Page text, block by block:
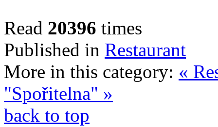
Read 20396 times
Published in Restaurant
More in this category: «
"Spořitelna" »
back to top